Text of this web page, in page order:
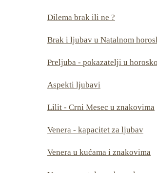
Dilema brak ili ne ?
Brak i ljubav u Natalnom
Preljuba - pokazatelji u
Aspekti ljubavi
Lilit - Crni Mesec u znakovima
Venera - kapacitet za ljubav
Venera u kućama i znakovima